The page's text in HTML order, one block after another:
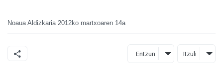
Noaua Aldizkaria 2012ko martxoaren 14a
Entzun Itzuli